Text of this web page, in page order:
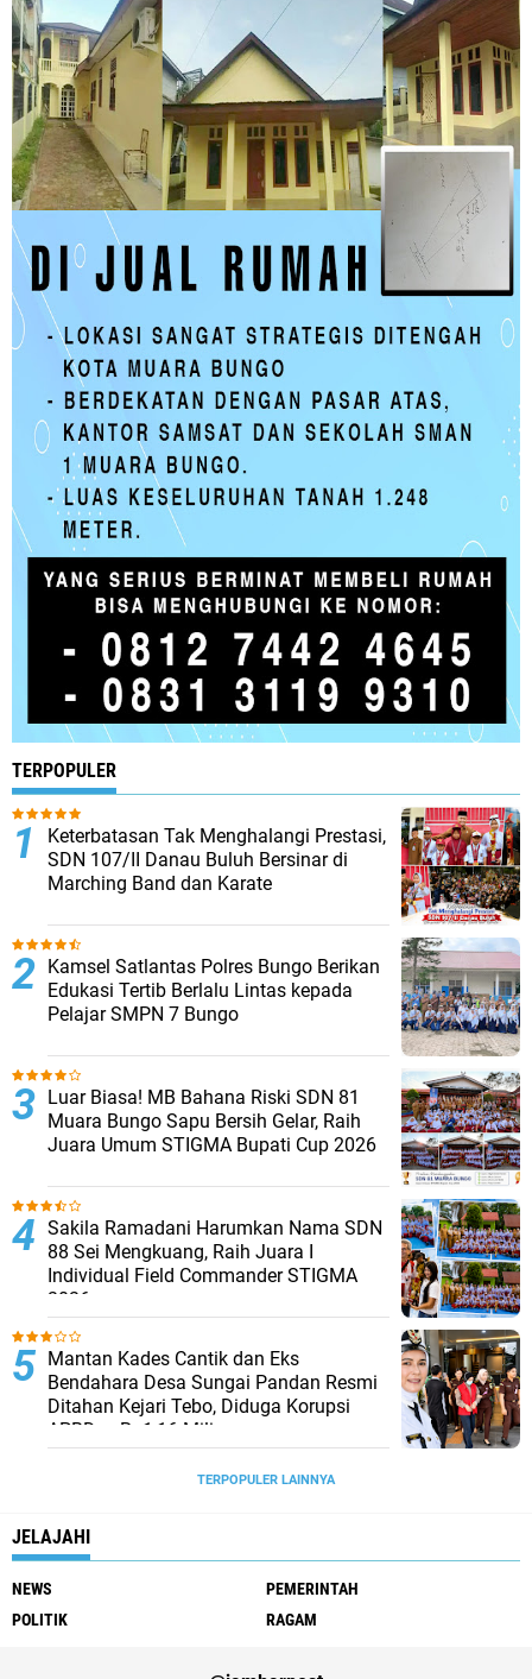
TERPOPULER
Keterbatasan Tak Menghalangi Prestasi,
SDN 107/II Danau Buluh Bersinar di
Marching Band dan Karate
Kamsel Satlantas Polres Bungo Berikan
Edukasi Tertib Berlalu Lintas kepada
Pelajar SMPN 7 Bungo
Luar Biasa! MB Bahana Riski SDN 81
Muara Bungo Sapu Bersih Gelar, Raih
Juara Umum STIGMA Bupati Cup 2026
Sakila Ramadani Harumkan Nama SDN
88 Sei Mengkuang, Raih Juara I
Individual Field Commander STIGMA
2026
Mantan Kades Cantik dan Eks
Bendahara Desa Sungai Pandan Resmi
Ditahan Kejari Tebo, Diduga Korupsi
APBDes Rp1,16 Miliar
TERPOPULER LAINNYA
JELAJAHI
NEWS
PEMERINTAH
POLITIK
RAGAM